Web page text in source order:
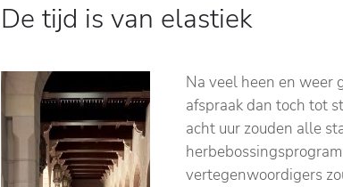
De tijd is van elastiek
Na veel heen en weer
afspraak dan toch tot
acht uur zouden alle
vertegenwoordigers